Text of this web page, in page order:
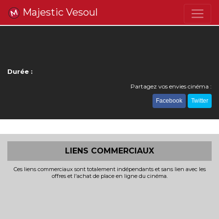
Majestic Vesoul
Durée :
Partagez vos envies cinéma :
Facebook Twitter
LIENS COMMERCIAUX
Ces liens commerciaux sont totalement indépendants et sans lien avec les
offres et l'achat de place en ligne du cinéma.